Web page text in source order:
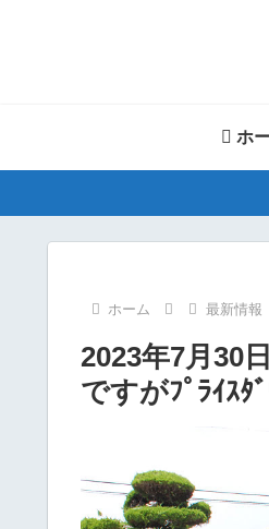
ホ
ホーム 最新情報
2023年7月30
ですがﾌﾟﾗｲｽﾀ